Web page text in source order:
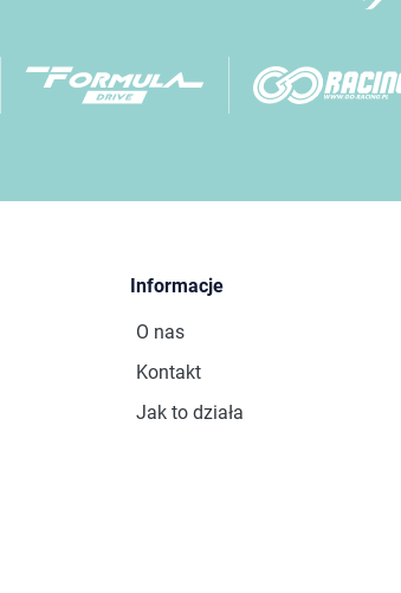
Informacje
O nas
Kontakt
Jak to działa